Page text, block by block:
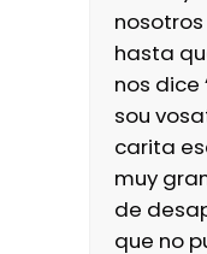
hasta
nos dice
sou
carita
muy
de
que no